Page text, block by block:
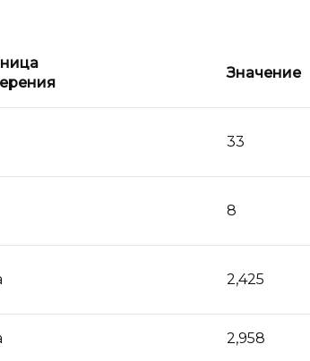
Значение
33
8
2,425
2,958